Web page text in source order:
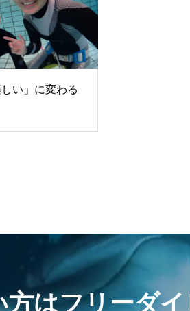
い」に変わる
はフリーダ